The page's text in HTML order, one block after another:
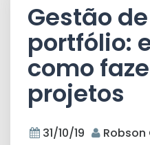
Gestão de
portfólio:
como
projetos
31/10/19